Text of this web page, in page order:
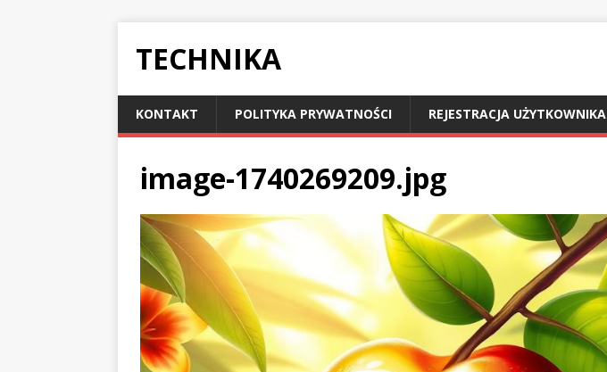
TECHNIKA
KONTAKT POLITYKA PRYWATNOŚCI REJESTRACJA UŻYTKOWNIKA
image-1740269209.jpg